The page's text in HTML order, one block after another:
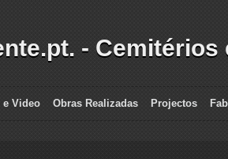
- Cemitérios
e Video Obras Realizadas Projectos